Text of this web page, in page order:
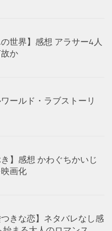
世界】感想 アラサー4人
か
ールド・ラブストーリ
】感想 かわぐちかいじ
画化
きな恋】ネタバレなし感